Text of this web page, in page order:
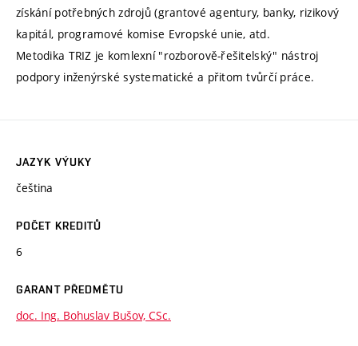
získání potřebných zdrojů (grantové agentury, banky, rizikový
kapitál, programové komise Evropské unie, atd.
Metodika TRIZ je komlexní "rozborově-řešitelský" nástroj
podpory inženýrské systematické a přitom tvůrčí práce.
JAZYK VÝUKY
čeština
POČET KREDITŮ
6
GARANT PŘEDMĚTU
doc. Ing. Bohuslav Bušov, CSc.